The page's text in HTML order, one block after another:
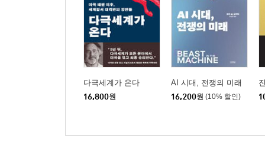
다극세계가 온다
16,800원
AI 시대, 전쟁의 미래
16,200원 (10% 할인)